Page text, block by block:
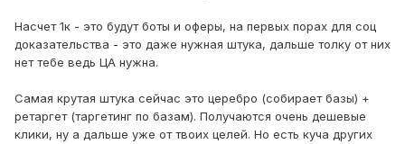
Насчет 1к - это будут боты и оферы, на первых порах для соц
доказательства - это даже нужная штука, дальше толку от них
нет тебе ведь ЦА нужна.
Самая крутая штука сейчас это церебро (собирает базы) +
ретаргет (таргетинг по базам). Получаются очень дешевые
клики, ну а дальше уже от твоих целей. Но есть куча других